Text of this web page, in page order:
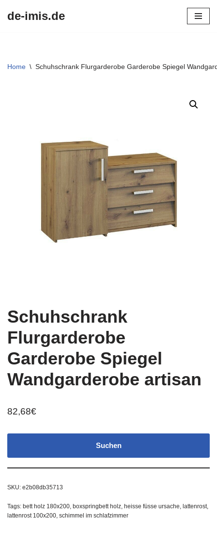
de-imis.de
Home \ Schuhschrank Flurgarderobe Garderobe Spiegel
Schuhschrank
Flurgarderobe
Garderobe Spiegel
Wandgarderobe artisan
82,68€
Suchen
SKU: e2b08db35713
Tags: bett holz 180x200, boxspringbett holz, heisse füsse ursache, lattenrost,
lattenrost 100x200, schimmel im schlafzimmer